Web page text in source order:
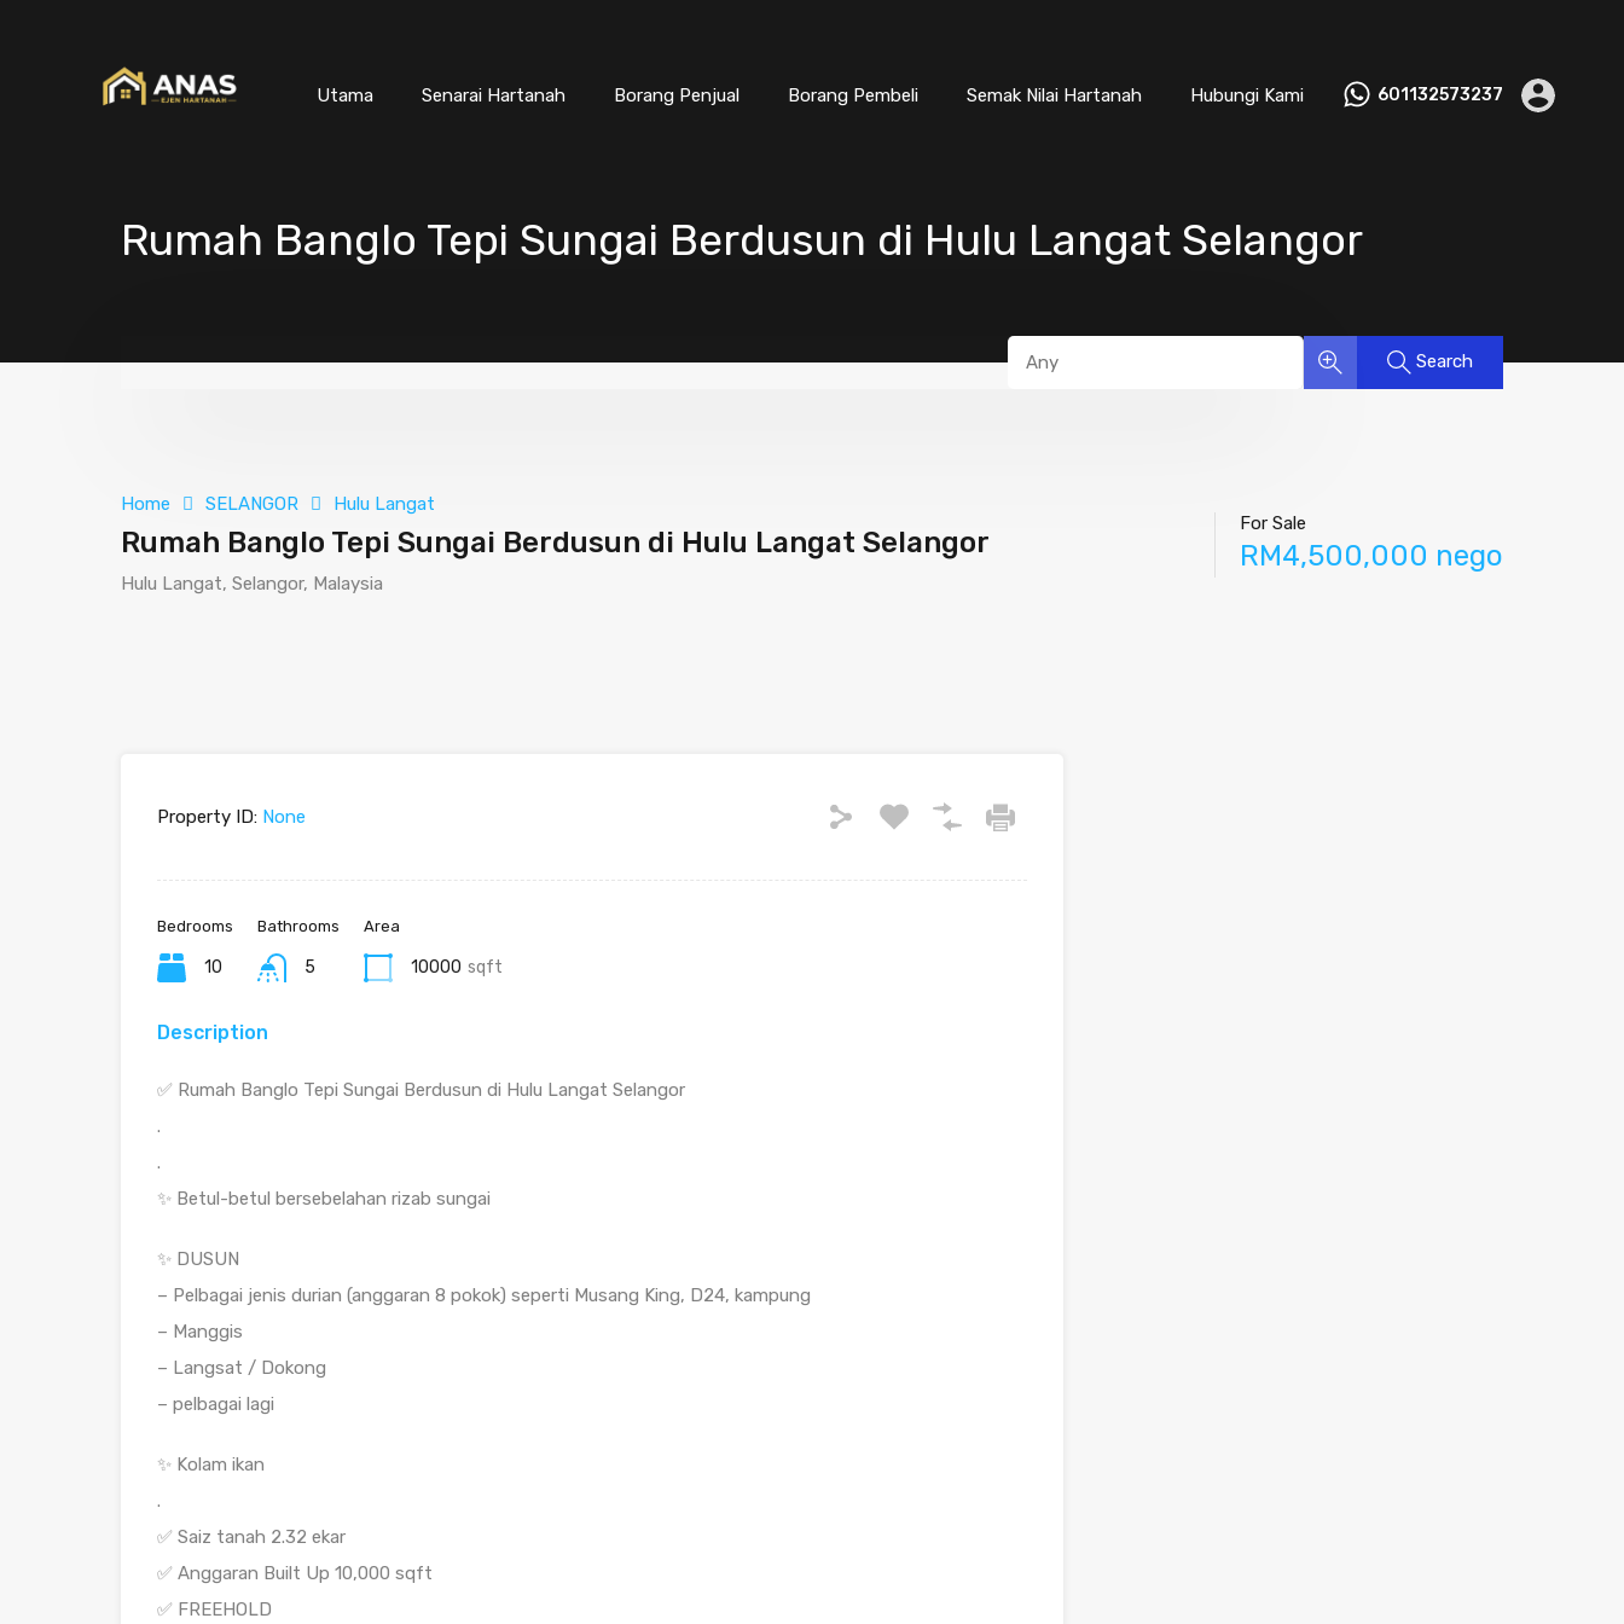
Utama Senarai Hartanah Borang Penjual Borang Pembeli Semak Nilai Hartanah Hubungi Kami 601132573237
Rumah Banglo Tepi Sungai Berdusun di Hulu Langat Selangor
Search
Home SELANGOR Hulu Langat
Rumah Banglo Tepi Sungai Berdusun di Hulu Langat Selangor
Hulu Langat, Selangor, Malaysia
For Sale
RM4,500,000 nego
Property ID: None
Bedrooms
10
Bathrooms
5
Area
10000 sqft
Description
✅ Rumah Banglo Tepi Sungai Berdusun di Hulu Langat Selangor
.
.
✨ Betul-betul bersebelahan rizab sungai
✨ DUSUN
– Pelbagai jenis durian (anggaran 8 pokok) seperti Musang King, D24, kampung
– Manggis
– Langsat / Dokong
– pelbagai lagi
✨ Kolam ikan
.
✅ Saiz tanah 2.32 ekar
✅ Anggaran Built Up 10,000 sqft
✅ FREEHOLD